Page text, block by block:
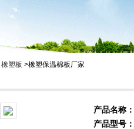
橡塑板 >橡塑保温棉板厂家
产品名称：
产品型号：